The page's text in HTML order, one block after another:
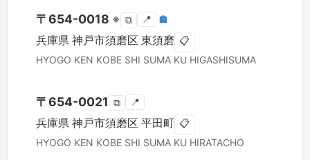
〒654-0018 ※ ⧉ 📍 🏣
兵庫県 神戸市須磨区 東須磨 📋
HYOGO KEN KOBE SHI SUMA KU HIGASHISUMA
〒654-0021 ⧉ 📍
兵庫県 神戸市須磨区 平田町 📋
HYOGO KEN KOBE SHI SUMA KU HIRATACHO